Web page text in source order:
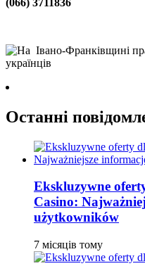
Останні
Ekskluzywne
Casino:
użytkowników
7 місяців тому